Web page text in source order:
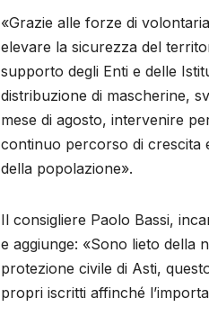
«Grazie alle forze di
elevare la sicurezza del
supporto degli Enti e delle
distribuzione di mascherine,
mese di agosto, intervenire
continuo percorso di crescita
della popolazione».
Il consigliere Paolo Bassi,
e aggiunge: «Sono lieto della
protezione civile di Asti,
propri iscritti affinché